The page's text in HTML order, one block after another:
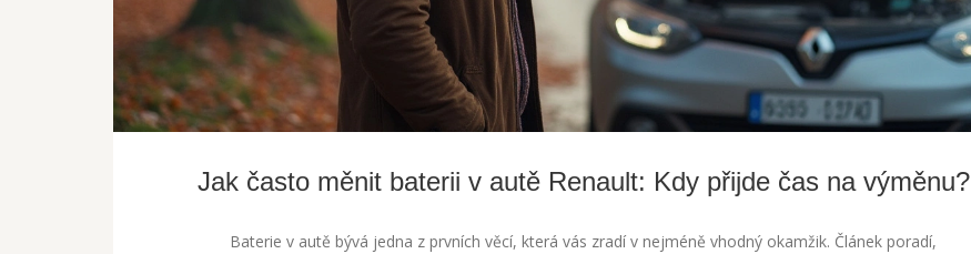
Jak často měnit baterii v autě Renault: Kdy přijde čas na výměnu?
Baterie v autě bývá jedna z prvních věcí, která vás zradí v nejméně vhodný okamžik. Článek poradí,